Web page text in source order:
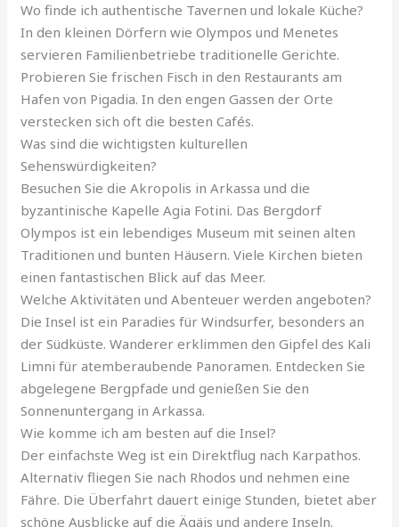
Wo finde ich authentische Tavernen und lokale Küche?
In den kleinen Dörfern wie Olympos und Menetes
servieren Familienbetriebe traditionelle Gerichte.
Probieren Sie frischen Fisch in den Restaurants am
Hafen von Pigadia. In den engen Gassen der Orte
verstecken sich oft die besten Cafés.
Was sind die wichtigsten kulturellen
Sehenswürdigkeiten?
Besuchen Sie die Akropolis in Arkassa und die
byzantinische Kapelle Agia Fotini. Das Bergdorf
Olympos ist ein lebendiges Museum mit seinen alten
Traditionen und bunten Häusern. Viele Kirchen bieten
einen fantastischen Blick auf das Meer.
Welche Aktivitäten und Abenteuer werden angeboten?
Die Insel ist ein Paradies für Windsurfer, besonders an
der Südküste. Wanderer erklimmen den Gipfel des Kali
Limni für atemberaubende Panoramen. Entdecken Sie
abgelegene Bergpfade und genießen Sie den
Sonnenuntergang in Arkassa.
Wie komme ich am besten auf die Insel?
Der einfachste Weg ist ein Direktflug nach Karpathos.
Alternativ fliegen Sie nach Rhodos und nehmen eine
Fähre. Die Überfahrt dauert einige Stunden, bietet aber
schöne Ausblicke auf die Ägäis und andere Inseln.